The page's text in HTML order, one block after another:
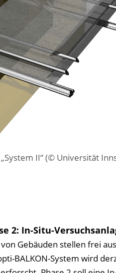
II“ (© Universität
In-Situ-
Gebäuden stellen frei
BALKON-System wird